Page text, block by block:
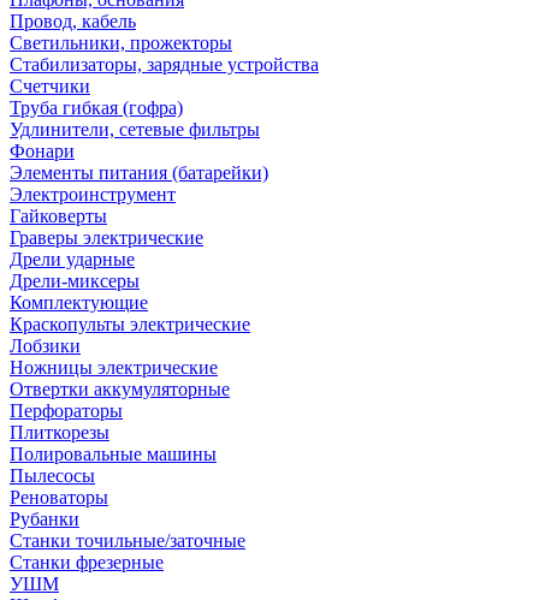
Провод, кабель
Светильники, прожекторы
Стабилизаторы, зарядные устройства
Счетчики
Труба гибкая (гофра)
Удлинители, сетевые фильтры
Фонари
Элементы питания (батарейки)
Электроинструмент
Гайковерты
Граверы электрические
Дрели ударные
Дрели-миксеры
Комплектующие
Краскопульты электрические
Лобзики
Ножницы электрические
Отвертки аккумуляторные
Перфораторы
Плиткорезы
Полировальные машины
Пылесосы
Реноваторы
Рубанки
Станки точильные/заточные
Станки фрезерные
УШМ